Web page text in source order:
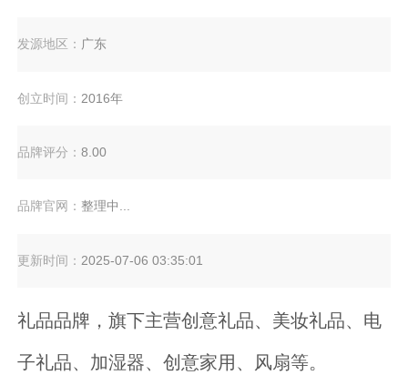
发源地区： 广东
创立时间： 2016年
品牌评分：8.00
品牌官网：整理中...
更新时间： 2025-07-06 03:35:01
礼品品牌，旗下主营创意礼品、美妆礼品、电
子礼品、加湿器、创意家用、风扇等。